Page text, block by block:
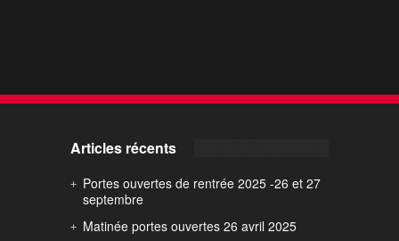
Articles récents
Portes ouvertes de rentrée 2025 -26 et 27
septembre
Matinée portes ouvertes 26 avril 2025